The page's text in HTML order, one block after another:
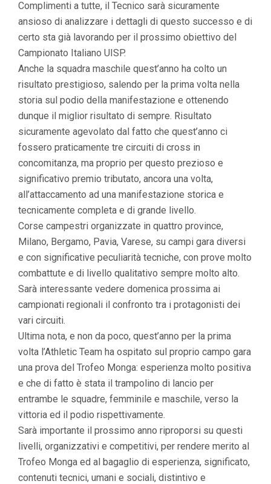
Complimenti a tutte, il Tecnico sarà sicuramente
ansioso di analizzare i dettagli di questo successo e di
certo sta già lavorando per il prossimo obiettivo del
Campionato Italiano UISP.
Anche la squadra maschile quest’anno ha colto un
risultato prestigioso, salendo per la prima volta nella
storia sul podio della manifestazione e ottenendo
dunque il miglior risultato di sempre. Risultato
sicuramente agevolato dal fatto che quest’anno ci
fossero praticamente tre circuiti di cross in
concomitanza, ma proprio per questo prezioso e
significativo premio tributato, ancora una volta,
all’attaccamento ad una manifestazione storica e
tecnicamente completa e di grande livello.
Corse campestri organizzate in quattro province,
Milano, Bergamo, Pavia, Varese, su campi gara diversi
e con significative peculiarità tecniche, con prove molto
combattute e di livello qualitativo sempre molto alto.
Sarà interessante vedere domenica prossima ai
campionati regionali il confronto tra i protagonisti dei
vari circuiti.
Ultima nota, e non da poco, quest’anno per la prima
volta l’Athletic Team ha ospitato sul proprio campo gara
una prova del Trofeo Monga: esperienza molto positiva
e che di fatto è stata il trampolino di lancio per
entrambe le squadre, femminile e maschile, verso la
vittoria ed il podio rispettivamente.
Sarà importante il prossimo anno riproporsi su questi
livelli, organizzativi e competitivi, per rendere merito al
Trofeo Monga ed al bagaglio di esperienza, significato,
contenuti tecnici, umani e sociali, distintivo e